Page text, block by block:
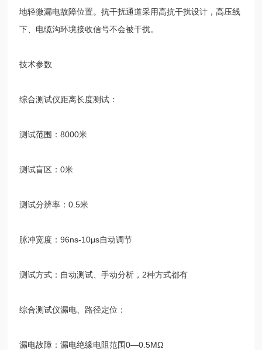
地轻微漏电故障位置。抗干扰通道采用高抗干扰设计，高压线
下、电缆沟环境接收信号不会被干扰。
技术参数
综合测试仪距离长度测试：
测试范围：8000米
测试盲区：0米
测试分辨率：0.5米
脉冲宽度：96ns-10μs自动调节
测试方式：自动测试、手动分析， 2种方式都有
综合测试仪漏电、路径定位：
漏电故障：漏电绝缘电阻范围0—0.5MΩ